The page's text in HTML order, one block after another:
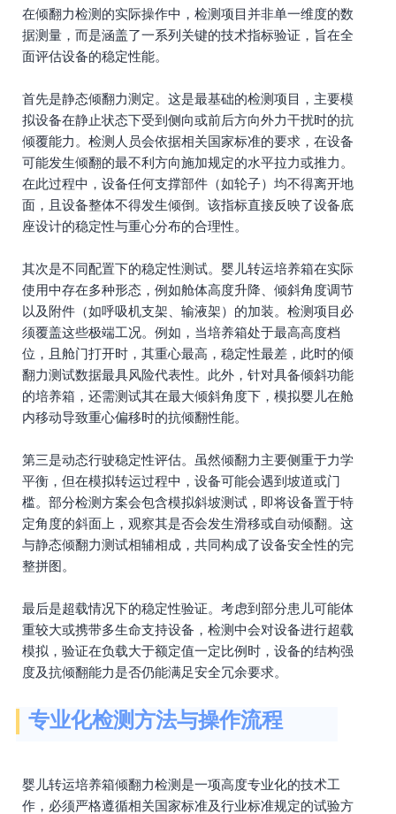
在倾翻力检测的实际操作中，检测项目并非单一维度的数
据测量，而是涵盖了一系列关键的技术指标验证，旨在全
面评估设备的稳定性能。
首先是静态倾翻力测定。这是最基础的检测项目，主要模
拟设备在静止状态下受到侧向或前后方向外力干扰时的抗
倾覆能力。检测人员会依据相关国家标准的要求，在设备
可能发生倾翻的最不利方向施加规定的水平拉力或推力。
在此过程中，设备任何支撑部件（如轮子）均不得离开地
面，且设备整体不得发生倾倒。该指标直接反映了设备底
座设计的稳定性与重心分布的合理性。
其次是不同配置下的稳定性测试。婴儿转运培养箱在实际
使用中存在多种形态，例如舱体高度升降、倾斜角度调节
以及附件（如呼吸机支架、输液架）的加装。检测项目必
须覆盖这些极端工况。例如，当培养箱处于最高高度档
位，且舱门打开时，其重心最高，稳定性最差，此时的倾
翻力测试数据最具风险代表性。此外，针对具备倾斜功能
的培养箱，还需测试其在最大倾斜角度下，模拟婴儿在舱
内移动导致重心偏移时的抗倾翻性能。
第三是动态行驶稳定性评估。虽然倾翻力主要侧重于力学
平衡，但在模拟转运过程中，设备可能会遇到坡道或门
槛。部分检测方案会包含模拟斜坡测试，即将设备置于特
定角度的斜面上，观察其是否会发生滑移或自动倾翻。这
与静态倾翻力测试相辅相成，共同构成了设备安全性的完
整拼图。
最后是超载情况下的稳定性验证。考虑到部分患儿可能体
重较大或携带多生命支持设备，检测中会对设备进行超载
模拟，验证在负载大于额定值一定比例时，设备的结构强
度及抗倾翻能力是否仍能满足安全冗余要求。
专业化检测方法与操作流程
婴儿转运培养箱倾翻力检测是一项高度专业化的技术工
作，必须严格遵循相关国家标准及行业标准规定的试验方